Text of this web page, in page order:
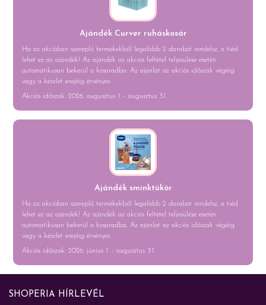
Ajándék Curver ruháskosár
Ha az akcióban szereplő termékekből legalább 2 darabot rendelsz, a tiéd
lehet ez az ajándék! Az ajándék az akciós feltétel teljesülése esetén
automatikusan bekerül a kosaradba. Az ajánlat az akciós időszak végéig
vagy a készlet erejéig érvényes.
Akciós időszak: 2026. augusztus 1. - augusztus 31.
Ajándék sminktükör
Ha az akcióban szereplő termékekből legalább 2 darabot rendelsz, a tiéd
lehet ez az ajándék! Az ajándék az akciós feltétel teljesülése esetén
automatikusan bekerül a kosaradba. Az ajánlat az akciós időszak végéig
vagy a készlet erejéig érvényes.
Akciós időszak: 2026. június 1. - augusztus 31.
SHOPERIA HÍRLEVÉL